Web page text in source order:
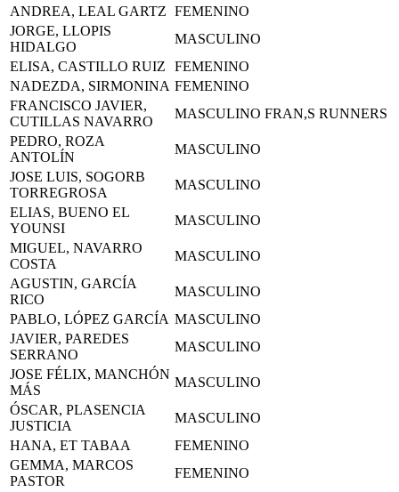
ANDREA, LEAL GARTZ FEMENINO
JORGE, LLOPIS
HIDALGO
MASCULINO
ELISA, CASTILLO RUIZ
FEMENINO
NADEZDA, SIRMONINA FEMENINO
FRANCISCO JAVIER,
CUTILLAS NAVARRO
MASCULINO FRAN,S RUNNERS
PEDRO, ROZA
ANTOLÍN
MASCULINO
JOSE LUIS, SOGORB
TORREGROSA
MASCULINO
ELIAS, BUENO EL
YOUNSI
MASCULINO
MIGUEL, NAVARRO
COSTA
MASCULINO
AGUSTIN, GARCÍA
RICO
MASCULINO
PABLO, LÓPEZ GARCÍA MASCULINO
JAVIER, PAREDES
SERRANO
MASCULINO
JOSE FÉLIX, MANCHÓN
MÁS
MASCULINO
ÓSCAR, PLASENCIA
JUSTICIA
MASCULINO
HANA, ET TABAA
FEMENINO
GEMMA, MARCOS
PASTOR
FEMENINO